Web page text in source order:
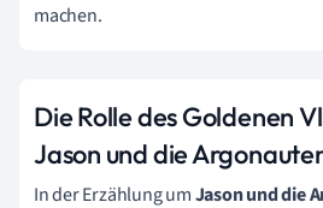
machen.
Die Rolle des Goldenen
Jason und die
In der Erzählung umJason und die